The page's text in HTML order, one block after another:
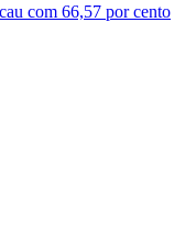
com 66,57 por cento